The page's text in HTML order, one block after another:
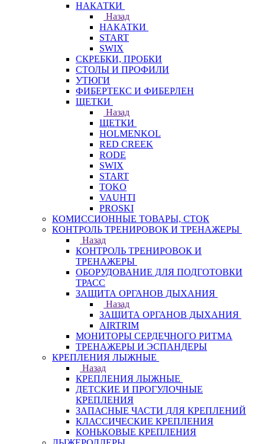
НАКАТКИ
Назад
НАКАТКИ
START
SWIX
СКРЕБКИ, ПРОБКИ
СТОЛЫ И ПРОФИЛИ
УТЮГИ
ФИБЕРТЕКС И ФИБЕРЛЕН
ЩЕТКИ
Назад
ЩЕТКИ
HOLMENKOL
RED CREEK
RODE
SWIX
START
TOKO
VAUHTI
PROSKI
КОМИССИОННЫЕ ТОВАРЫ, СТОК
КОНТРОЛЬ ТРЕНИРОВОК И ТРЕНАЖЕРЫ
Назад
КОНТРОЛЬ ТРЕНИРОВОК И
ТРЕНАЖЕРЫ
ОБОРУДОВАНИЕ ДЛЯ ПОДГОТОВКИ
ТРАСС
ЗАЩИТА ОРГАНОВ ДЫХАНИЯ
Назад
ЗАЩИТА ОРГАНОВ ДЫХАНИЯ
AIRTRIM
МОНИТОРЫ СЕРДЕЧНОГО РИТМА
ТРЕНАЖЕРЫ И ЭСПАНДЕРЫ
КРЕПЛЕНИЯ ЛЫЖНЫЕ
Назад
КРЕПЛЕНИЯ ЛЫЖНЫЕ
ДЕТСКИЕ И ПРОГУЛОЧНЫЕ
КРЕПЛЕНИЯ
ЗАПАСНЫЕ ЧАСТИ ДЛЯ КРЕПЛЕНИЙ
КЛАССИЧЕСКИЕ КРЕПЛЕНИЯ
КОНЬКОВЫЕ КРЕПЛЕНИЯ